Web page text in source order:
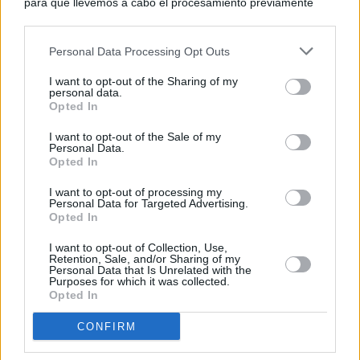
negar su consentimiento. Tenga en cuenta que algún
de su consentimiento, pero usted tiene el derecho de
rechazar tal procesamiento. Sus preferencias se aplicarán
cualquier momento entrando de nuevo en este sitio web o
visitando nuestra política de privacidad.
Personal Data Processing Opt Outs
I want to opt-out of the Sharing of my
personal data.
Opted In
I want to opt-out of the Sale of my
Personal Data.
Opted In
I want to opt-out of processing my
Personal Data for Targeted Advertising.
Opted In
I want to opt-out of Collection, Use,
Retention, Sale, and/or Sharing of my
Personal Data that Is Unrelated with the
Purposes for which it was collected.
Opted In
CONFIRM